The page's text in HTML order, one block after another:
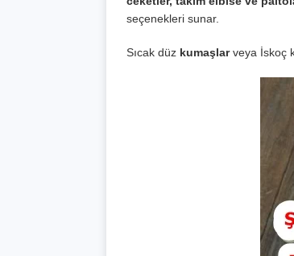
seçenekleri sunar.
Sıcak düz kumaşlarveya İskoç